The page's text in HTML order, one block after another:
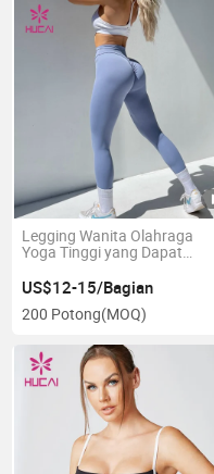
Legging Wanita Olahraga
Yoga Tinggi yang Dapat
Transparan dengan
Peningkatan Bokong Scrunch
untuk Latihan Gym
US$12-15/Bagian
200 Potong(MOQ)